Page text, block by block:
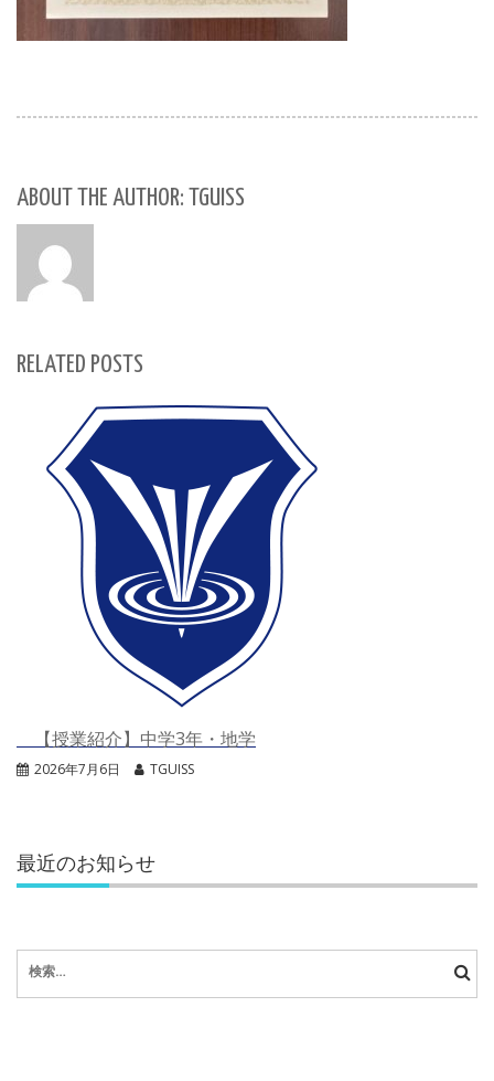
ABOUT THE AUTHOR: TGUISS
RELATED POSTS
【授業紹介】中学3年・地学
2026年7月6日 TGUISS
最近のお知らせ
索: